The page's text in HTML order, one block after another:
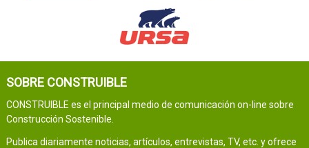
SOBRE CONSTRUIBLE
CONSTRUIBLE es el principal medio de comunicación on-line sobre
Construcción Sostenible.
Publica diariamente noticias, artículos, entrevistas, TV, etc. y ofrece